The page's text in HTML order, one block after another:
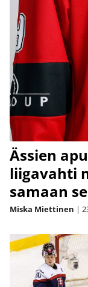
Ässien
liigavahti
samaan
Miska Miettinen |